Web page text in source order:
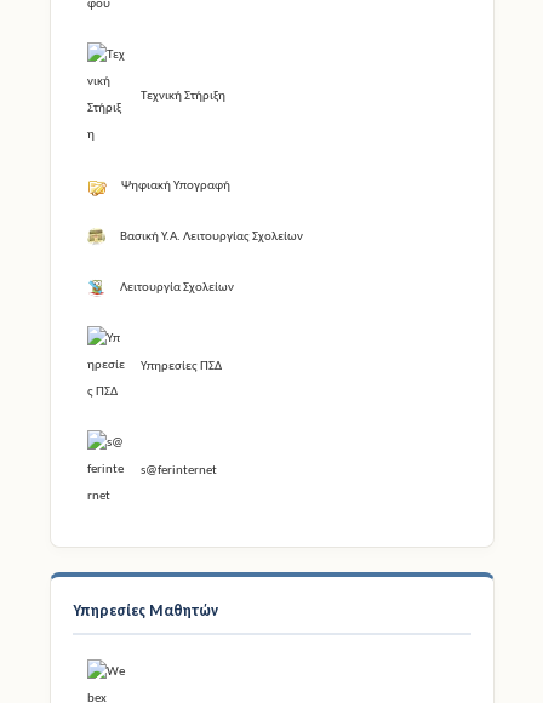
Υπηρεσίες Μαθητών